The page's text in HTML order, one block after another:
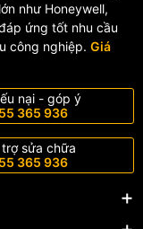
Aquamate BW-
như Honeywell,
ứng tốt nhu cầu
công nghiệp. Giá
nại - góp ý
365 936
trợ sửa chữa
365 936